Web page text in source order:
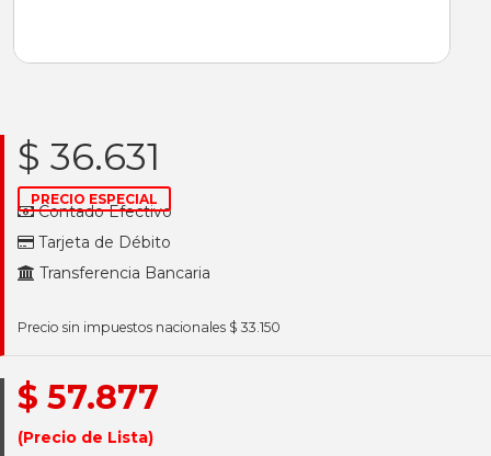
$ 36.631
PRECIO ESPECIAL
Contado Efectivo
Tarjeta de Débito
Transferencia Bancaria
Precio sin impuestos nacionales $ 33.150
$ 57.877
(Precio de Lista)